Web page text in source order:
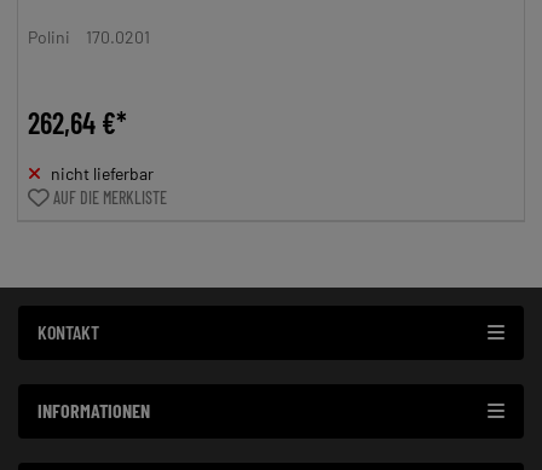
Polini 170.0201
262,64 €*
nicht lieferbar
AUF DIE MERKLISTE
KONTAKT
INFORMATIONEN